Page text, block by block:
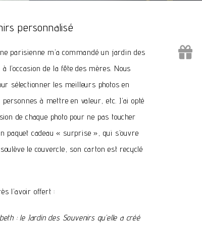
personnalisé
parisienne m’a commandé un jardin des
l’occasion de la fête des mères. Nous
sélectionner les meilleurs photos en
à mettre en valeur, etc. J’ai opté
de chaque photo pour ne pas toucher
paquet cadeau « surprise », qui s’ouvre
le couvercle, son carton est recyclé
l’avoir offert :
: le Jardin des Souvenirs qu’elle a créé